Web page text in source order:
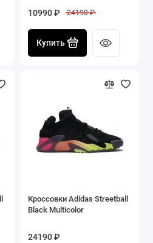
10990 ₽ 24190 ₽
Купить
Кроссовки Adidas Streetball
Black Multicolor
24190 ₽